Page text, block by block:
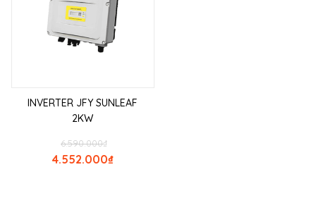
INVERTER JFY SUNLEAF
2KW
₫
6.590.000
₫
4.552.000